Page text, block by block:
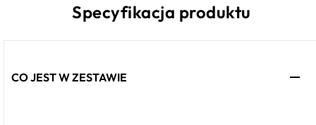
Specyfikacja produktu
CO JEST W ZESTAWIE